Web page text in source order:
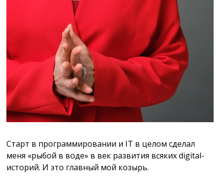
Cтарт в программировании и IT в целом сделал
меня «рыбой в воде» в век развития всяких digital-
историй. И это главный мой козырь.